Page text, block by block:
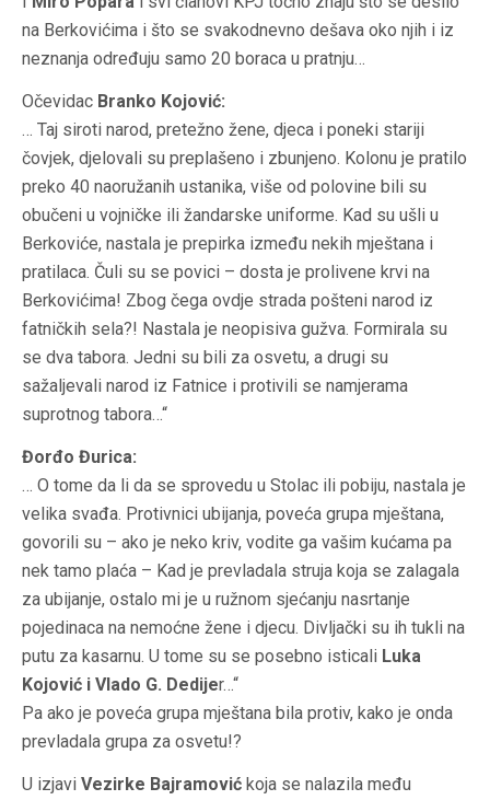
na Berkovićima i što se svakodnevno dešava oko njih i iz
neznanja određuju samo 20 boraca u pratnju…
Očevidac Branko Kojović:
… Taj siroti narod, pretežno žene, djeca i poneki stariji
čovjek, djelovali su preplašeno i zbunjeno. Kolonu je pratilo
preko 40 naoružanih ustanika, više od polovine bili su
obučeni u vojničke ili žandarske uniforme. Kad su ušli u
Berkoviće, nastala je prepirka između nekih mještana i
pratilaca. Čuli su se povici – dosta je prolivene krvi na
Berkovićima! Zbog čega ovdje strada pošteni narod iz
fatničkih sela?! Nastala je neopisiva gužva. Formirala su
se dva tabora. Jedni su bili za osvetu, a drugi su
sažaljevali narod iz Fatnice i protivili se namjerama
suprotnog tabora…“
Đorđo Đurica:
… O tome da li da se sprovedu u Stolac ili pobiju, nastala je
velika svađa. Protivnici ubijanja, poveća grupa mještana,
govorili su – ako je neko kriv, vodite ga vašim kućama pa
nek tamo plaća – Kad je prevladala struja koja se zalagala
za ubijanje, ostalo mi je u ružnom sjećanju nasrtanje
pojedinaca na nemoćne žene i djecu. Divljački su ih tukli na
putu za kasarnu. U tome su se posebno isticali Luka
Kojović i Vlado G. Dedijer…“
Pa ako je poveća grupa mještana bila protiv, kako je onda
prevladala grupa za osvetu!?
U izjavi Vezirke Bajramović koja se nalazila među